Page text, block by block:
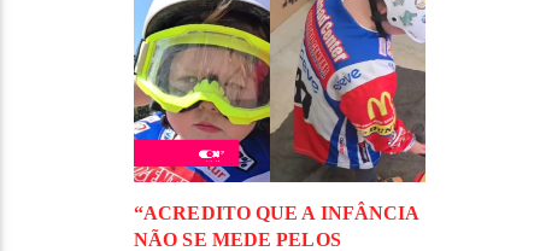
“ACREDITO QUE A INFÂNCIA
NÃO SE MEDE PELOS